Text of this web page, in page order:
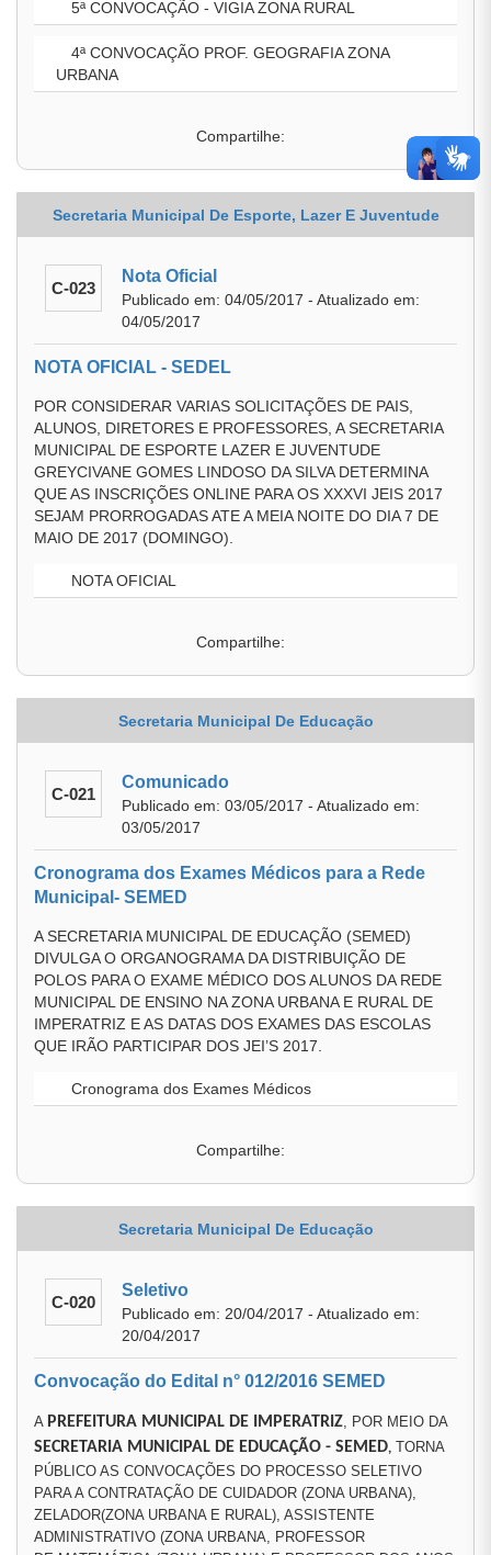
5ª CONVOCAÇÃO - VIGIA ZONA RURAL
4ª CONVOCAÇÃO PROF. GEOGRAFIA ZONA
URBANA
Compartilhe:
Secretaria Municipal De Esporte, Lazer E Juventude
C-023
Nota Oficial
Publicado em: 04/05/2017 - Atualizado em:
04/05/2017
NOTA OFICIAL - SEDEL
POR CONSIDERAR VARIAS SOLICITAÇÕES DE PAIS,
ALUNOS, DIRETORES E PROFESSORES, A SECRETARIA
MUNICIPAL DE ESPORTE LAZER E JUVENTUDE
GREYCIVANE GOMES LINDOSO DA SILVA DETERMINA
QUE AS INSCRIÇÕES ONLINE PARA OS XXXVI JEIS 2017
SEJAM PRORROGADAS ATE A MEIA NOITE DO DIA 7 DE
MAIO DE 2017 (DOMINGO).
NOTA OFICIAL
Compartilhe:
Secretaria Municipal De Educação
C-021
Comunicado
Publicado em: 03/05/2017 - Atualizado em:
03/05/2017
Cronograma dos Exames Médicos para a Rede
Municipal- SEMED
A SECRETARIA MUNICIPAL DE EDUCAÇÃO (SEMED)
DIVULGA O ORGANOGRAMA DA DISTRIBUIÇÃO DE
POLOS PARA O EXAME MÉDICO DOS ALUNOS DA REDE
MUNICIPAL DE ENSINO NA ZONA URBANA E RURAL DE
IMPERATRIZ E AS DATAS DOS EXAMES DAS ESCOLAS
QUE IRÃO PARTICIPAR DOS JEI’S 2017.
Cronograma dos Exames Médicos
Compartilhe:
Secretaria Municipal De Educação
C-020
Seletivo
Publicado em: 20/04/2017 - Atualizado em:
20/04/2017
Convocação do Edital n° 012/2016 SEMED
A PREFEITURA MUNICIPAL DE IMPERATRIZ, POR MEIO DA
SECRETARIA MUNICIPAL DE EDUCAÇÃO - SEMED, TORNA
PÚBLICO AS CONVOCAÇÕES DO PROCESSO SELETIVO
PARA A CONTRATAÇÃO DE CUIDADOR (ZONA URBANA),
ZELADOR(ZONA URBANA E RURAL), ASSISTENTE
ADMINISTRATIVO (ZONA URBANA, PROFESSOR